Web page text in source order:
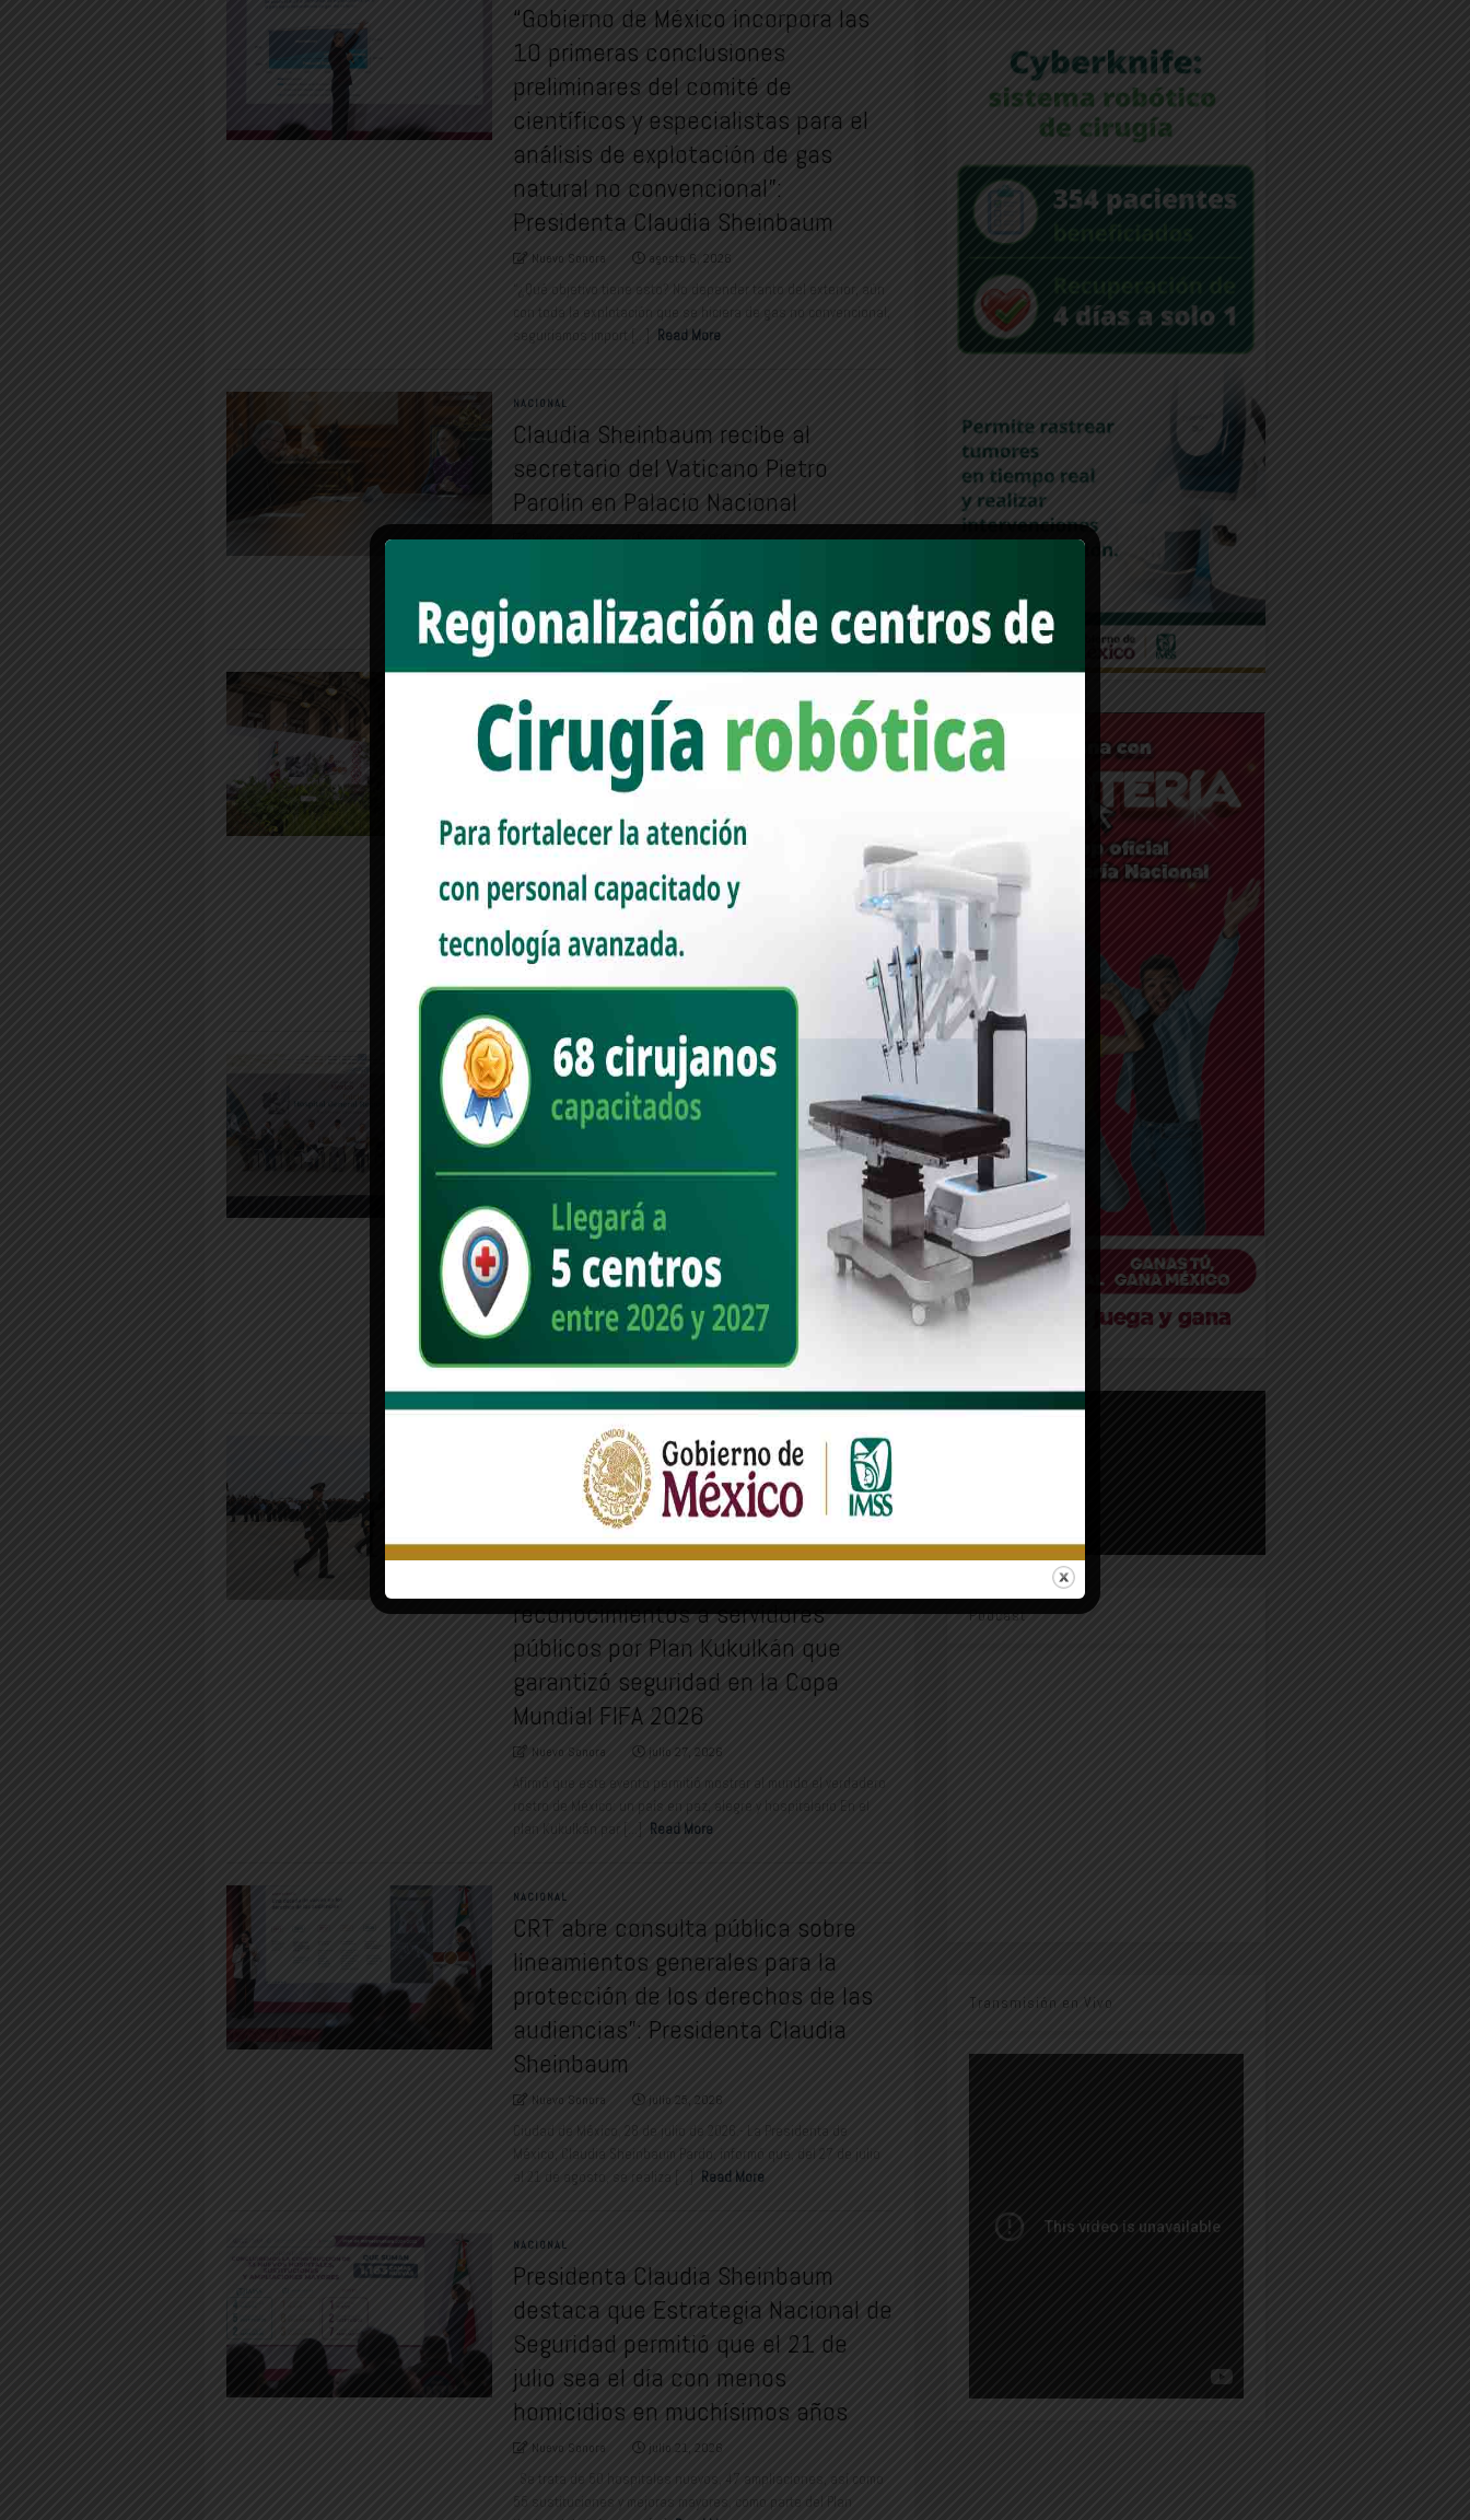
“Gobierno de México incorpora las
10 primeras conclusiones
preliminares del comité de
científicos y especialistas para el
análisis de explotación de gas
natural no convencional”:
Presidenta Claudia Sheinbaum
Nuevo Sonora agosto 6, 2026
“¿Qué objetivo tiene esto? No depender tanto del exterior, aún
con toda la explotación que se hiciera de gas no convencional,
seguiríamos import [...]
Read More
NACIONAL
Claudia Sheinbaum recibe al
secretario del Vaticano Pietro
Parolin en Palacio Nacional
Nuevo Sonora agosto 5, 2026
Estado del Vaticano, Pietro Parolin; abordamos temas como la
primera encíclica del [...] Read More
Presidenta Claudia Sheinbaum
presenta la Jornada Nacional de
Reforestación 2026; se realizará el
próximo domingo 9 de agosto y se
plantarán 6.6 millones de árboles y
plantas
“El objetivo es que esta Jornada sea todos los años, que no
solamente sea 2026, sino que a partir de ahora pongamos un
día al año donde todas y [...]
NACIONAL
“Estamos al rescate de la salud
pública”: Presidenta Claudia
Sheinbaum encabeza inicio de obra
de Hospital General Regional IMSS
Oaxaca y anuncia uno nuevo del
IMSS Bienestar
Nuevo Sonora agosto 2, 2026
“Nuestra visión es que esas tres instituciones formen parte de
lo que llamamos el Servicio Universal de la Salud en México”,
“Cuando México trabaja unido, no
hay desafío que no podamos
enfrentar”: Presidenta Claudia
reconocimientos a servidores
públicos por Plan Kukulkán que
garantizó seguridad en la Copa
Mundial FIFA 2026
Nuevo Sonora julio 27, 2026
Afirmó que este evento permitió mostrar al mundo el verdadero
rostro de México: un país en paz, alegre y hospitalario En el
plan Kukulkán par [...]
Read More
NACIONAL
CRT abre consulta pública sobre
lineamientos generales para la
protección de los derechos de las
audiencias”: Presidenta Claudia
Sheinbaum
Nuevo Sonora julio 25, 2026
Ciudad de México, 28 de julio de 2026.- La Presidenta de
México, Claudia Sheinbaum Pardo, informó que, del 27 de julio
al 21 de agosto, se realiza [...]
Read More
NACIONAL
Presidenta Claudia Sheinbaum
destaca que Estrategia Nacional de
Seguridad permitió que el 21 de
julio sea el día con menos
homicidios en muchísimos años
Nuevo Sonora julio 21, 2026
Se trata de 50 hospitales nuevos, 47 ampliaciones, así como
55 sustituciones y mejoras mayores, como parte del Plan
Podcast
Transmisión en Vivo